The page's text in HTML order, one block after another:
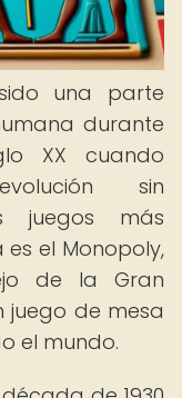
una parte
durante
XX cuando
sin
juegos más
el Monopoly,
de la Gran
juego de mesa
el mundo.